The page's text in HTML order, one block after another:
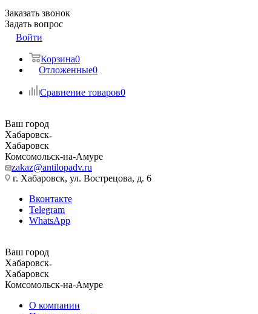
Заказать звонок
Задать вопрос
Войти
Корзина0
Отложенные0
Сравнение товаров0
Ваш город
Хабаровск
Хабаровск
Комсомольск-на-Амуре
zakaz@antilopadv.ru
г. Хабаровск, ул. Вострецова, д. 6
Вконтакте
Telegram
WhatsApp
Ваш город
Хабаровск
Хабаровск
Комсомольск-на-Амуре
О компании